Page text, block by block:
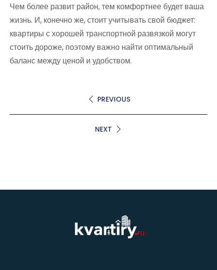
Чем более развит район, тем комфортнее будет ваша
жизнь. И, конечно же, стоит учитывать свой бюджет:
квартиры с хорошей транспортной развязкой могут
стоить дороже, поэтому важно найти оптимальный
баланс между ценой и удобством.
PREVIOUS
NEXT